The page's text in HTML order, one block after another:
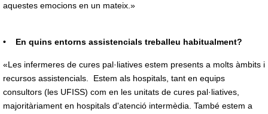
aquestes emocions en un mateix.»
• En quins entorns assistencials treballeu habitualment?
«Les infermeres de cures pal·liatives estem presents a molts àmbits i
recursos assistencials. Estem als hospitals, tant en equips
consultors (les UFISS) com en les unitats de cures pal·liatives,
majoritàriament en hospitals d'atenció intermèdia. També estem a